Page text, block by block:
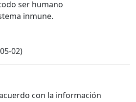
ser humano
inmune.
02)
con la información